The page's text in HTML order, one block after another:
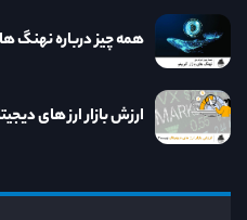
همه چیز درباره نهنگ
ارزش بازار ارز های